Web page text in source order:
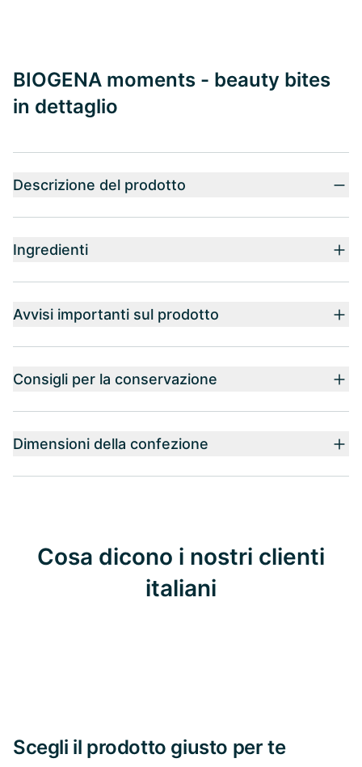
BIOGENA moments - beauty bites
in dettaglio
Descrizione del prodotto
Ingredienti
Avvisi importanti sul prodotto
Consigli per la conservazione
Dimensioni della confezione
Cosa dicono i nostri clienti
italiani
Scegli il prodotto giusto per te